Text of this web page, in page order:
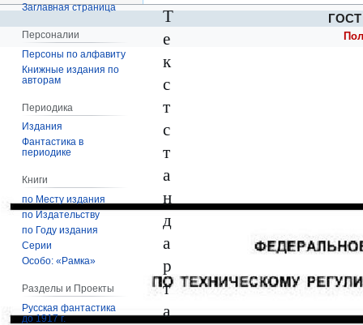
Перейти
к
навигации
Перейти
к
поиску
ГОСТ
Т
е
к
с
т
с
т
а
н
д
а
р
т
а
Заглавная страница
Персоналии
Персоны по алфавиту
Книжные издания по
авторам
Периодика
Издания
Фантастика в
периодике
Книги
по Месту издания
по Издательству
по Году издания
Серии
Особо: «Рамка»
Разделы и Проекты
Русская фантастика
до 1917 г.